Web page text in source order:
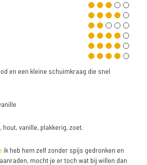
en een kleine schuimkraag die snel
hout, vanille, plakkerig, zoet.
ik heb hem zelf zonder spijs gedronken en
mocht je er toch wat bij willen dan